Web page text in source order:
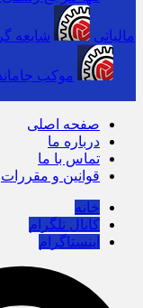
مالیاتی شایعه
موکب
صفحه اصلی
درباره ما
تماس با ما
قوانین و مقررات
خانه
کانال تلگرام
اینستاگرام